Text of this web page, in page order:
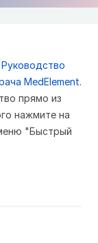
Руководство
MedElement.
прямо из
нажмите на
"Быстрый